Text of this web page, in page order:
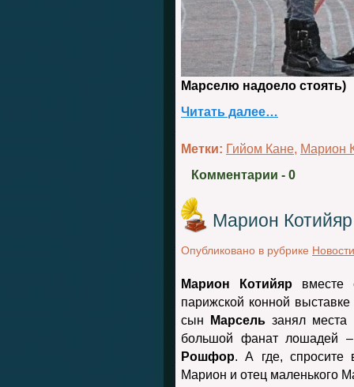
Марселю надоело стоять)
Читать далее…
Метки: Гийом Кане, Марион
Комментарии - 0
Марион
Опубликовано в рубрике Новости
Марион Котийярвместе
парижской конной выставке
сын
Марсель занял
большой фанат лошадей
Рошфор. А где,
Марион и отец маленького